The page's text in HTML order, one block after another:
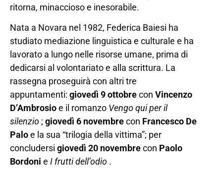
ritorna, minaccioso e inesorabile.
Nata a Novara nel 1982, Federica Baiesi ha
studiato mediazione linguistica e culturale e ha
lavorato a lungo nelle risorse umane, prima di
dedicarsi al volontariato e alla scrittura. La
rassegna proseguirà con altri tre
appuntamenti: giovedì 9 ottobrecon Vincenzo
D’Ambrosioe il romanzo Vengo qui per il
silenzio ; giovedì 6 novembrecon Francesco De
Paloe la sua “trilogia della vittima”; per
concludersi giovedì 20 novembrecon Paolo
Bordoni e I frutti dell’odio .